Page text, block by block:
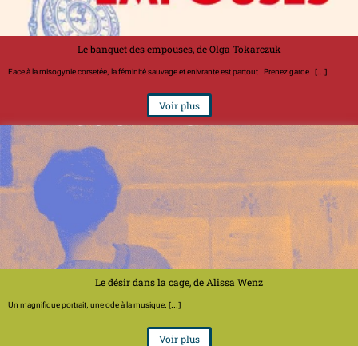
Le banquet des empouses, de Olga Tokarczuk
Face à la misogynie corsetée, la féminité sauvage et enivrante est partout ! Prenez garde ! [...]
Voir plus
Le désir dans la cage, de Alissa Wenz
Un magnifique portrait, une ode à la musique. [...]
Voir plus